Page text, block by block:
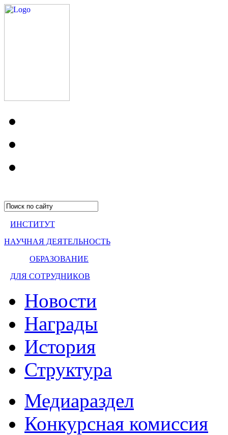
ИНСТИТУТ
НАУЧНАЯ ДЕЯТЕЛЬНОСТЬ
ОБРАЗОВАНИЕ
ДЛЯ СОТРУДНИКОВ
Новости
Награды
История
Структура
Медиараздел
Конкурсная комиссия